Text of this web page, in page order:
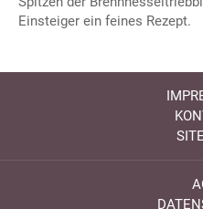
Einsteiger ein feines Rezept.